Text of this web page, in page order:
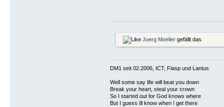
Joerg Moellergefällt das
DM1 seit 02.2006, ICT, Fiasp und Lantus
Well some say life will beat you down
Break your heart, steal your crown
So I started out for God knows where
But I guess Ill know when I get there